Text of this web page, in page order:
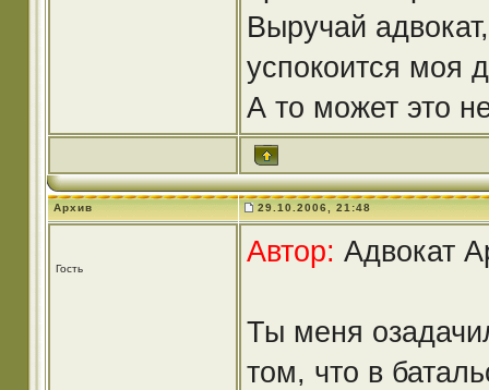
Выручай
успокоится моя
А то может это
Архив 29.10.2006, 21:48
Гость
Автор: Адвокат
Ты меня
том, что в